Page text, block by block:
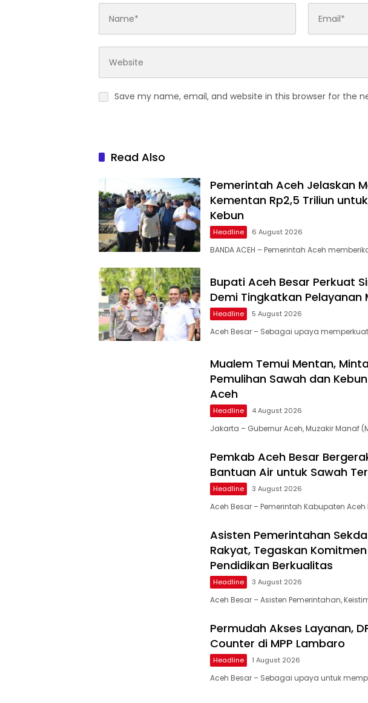
Save my name, email, and website in this browser for the
Read Also
Pemerintah Aceh Jelaskan
Kementan Rp2,5 Triliun
Kebun
Headline 6 August 2026
BANDA ACEH – Pemerintah Aceh
Bupati Aceh Besar Perkuat
Demi Tingkatkan Pelayanan
Headline 5 August 2026
Aceh Besar – Sebagai upaya
Mualem Temui Mentan,
Pemulihan Sawah dan
Aceh
Headline 4 August 2026
Jakarta – Gubernur Aceh, Muzakir Manaf
Pemkab Aceh Besar
Bantuan Air untuk Sawah
Headline 3 August 2026
Aceh Besar – Pemerintah Kabupaten Aceh
Asisten Pemerintahan
Rakyat, Tegaskan
Pendidikan Berkualitas
Headline 3 August 2026
Aceh Besar – Asisten Pemerintahan,
Permudah Akses Layanan,
Counter di MPP Lambaro
Headline 1 August 2026
Aceh Besar – Sebagai upaya untuk